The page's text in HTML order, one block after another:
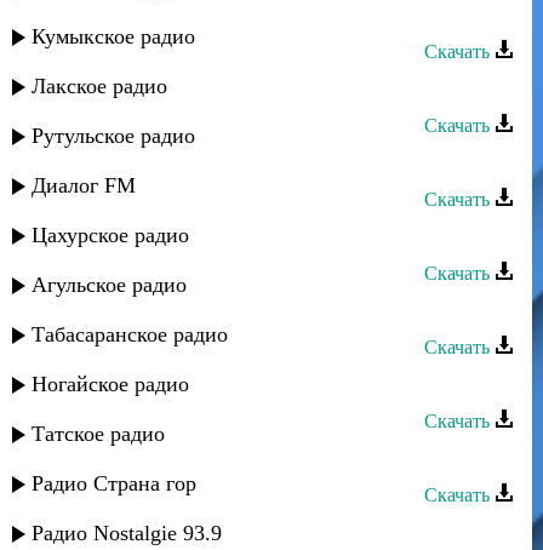
Кумыкское радио
Лакское радио
Рутульское радио
Диалог FM
Цахурское радио
Агульское радио
Табасаранское радио
Ногайское радио
Татское радио
Радио Страна гор
Радио Nostalgie 93.9
Скачать
Мурад Садуев - Море любви
Скачать
Скачать
Мурад Садуев - Ушедшая любовь
Скачать
Скачать
Мурад Садуев - Любовь моя
Скачать
Скачать
Мурад Садуев - Алибаба